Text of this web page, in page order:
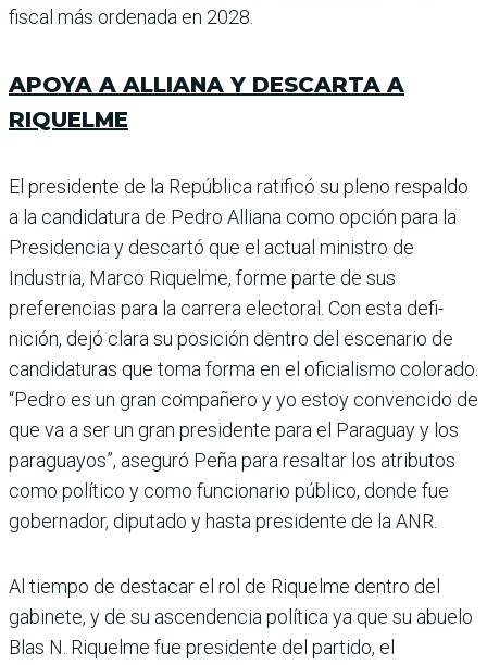
fiscal más ordenada en 2028.
APOYA A ALLIANA Y DESCARTA A
RIQUELME
El presidente de la República ratificó su pleno respaldo
a la can­didatura de Pedro Alliana como opción para la
Presidencia y des­cartó que el actual ministro de
Industria, Marco Riquelme, forme parte de sus
preferencias para la carrera electoral. Con esta defi­
nición, dejó clara su posición dentro del escenario de
candidatu­ras que toma forma en el oficialismo colorado.
“Pedro es un gran compañero y yo estoy convencido de
que va a ser un gran pre­sidente para el Paraguay y los
paraguayos”, aseguró Peña para resaltar los atributos
como político y como funcionario público, donde fue
gobernador, diputado y hasta presidente de la ANR.
Al tiempo de destacar el rol de Riquelme dentro del
gabinete, y de su ascendencia política ya que su abuelo
Blas N. Riquelme fue presidente del partido, el